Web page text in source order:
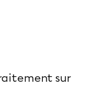
sur